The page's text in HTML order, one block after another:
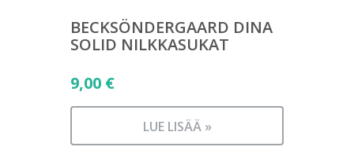
BECKSÖNDERGAARD DINA
SOLID NILKKASUKAT
9,00 €
LUE LISÄÄ »